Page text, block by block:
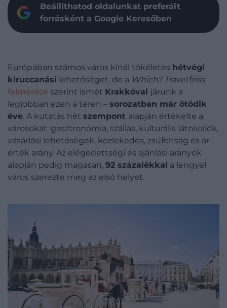
Beállíthatod oldalunkat preferált
forrásként a Google Keresőben
Európában számos város kínál tökéletes hétvégi
kiruccanási lehetőséget, de a Which? Travelfriss
felmérése szerint ismét Krakkóval járunk a
legjobban ezen a téren – sorozatban már ötödik
éve. A kutatás hét szempont alapján értékelte a
városokat: gasztronómia, szállás, kulturális látnivalók,
vásárlási lehetőségek, közlekedés, zsúfoltság és ár-
érték arány. Az elégedettségi és ajánlási arányok
alapján pedig magasan, 92 százalékkal a lengyel
város szerezte meg az első helyet.